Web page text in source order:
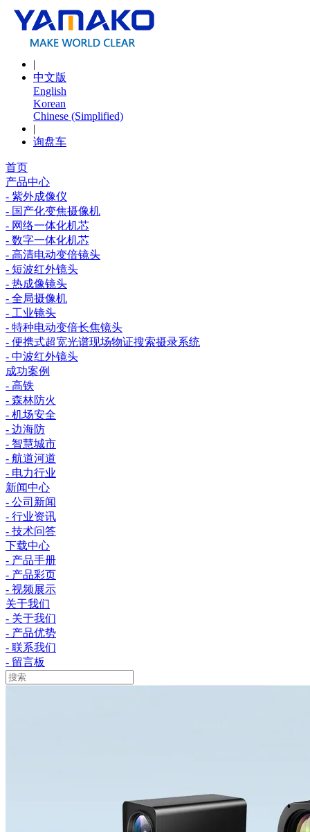
|
中文版
English
Korean
Chinese (Simplified)
|
询盘车
首页
产品中心
- 紫外成像仪
- 国产化变焦摄像机
- 网络一体化机芯
- 数字一体化机芯
- 高清电动变倍镜头
- 短波红外镜头
- 热成像镜头
- 全局摄像机
- 工业镜头
- 特种电动变倍长焦镜头
- 便携式超宽光谱现场物证搜索摄录系统
- 中波红外镜头
成功案例
- 高铁
- 森林防火
- 机场安全
- 边海防
- 智慧城市
- 航道河道
- 电力行业
新闻中心
- 公司新闻
- 行业资讯
- 技术问答
下载中心
- 产品手册
- 产品彩页
- 视频展示
关于我们
- 关于我们
- 产品优势
- 联系我们
- 留言板